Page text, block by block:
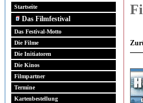
Startseite
Das Filmfestival
Das Festival-Motto
Die Filme
Die Initiatoren
Die Kinos
Filmpartner
Termine
Kartenbestellung